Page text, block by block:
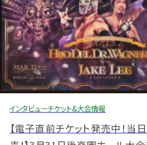
インタビューチケット&大会情報
【電子直前チケット発売中！当